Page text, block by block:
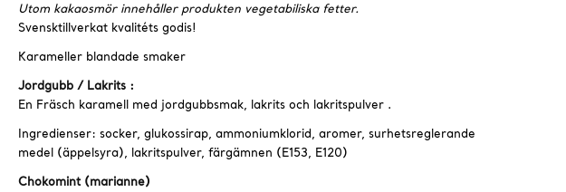
Utom kakaosmör innehåller produkten vegetabiliska fetter.
Svensktillverkat kvalitéts godis!
Karameller blandade smaker
Jordgubb / Lakrits :
En Fräsch karamell med jordgubbsmak, lakrits och lakritspulver .
Ingredienser: socker, glukossirap, ammoniumklorid, aromer, surhetsreglerande
medel (äppelsyra), lakritspulver, färgämnen (E153, E120)
Chokomint (marianne)